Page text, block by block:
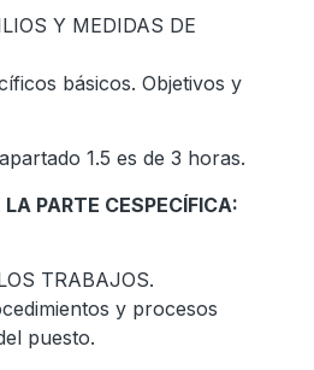
Y MEDIDAS DE
básicos. Objetivos y
1.5 es de 3 horas.
PARTE CESPECÍFICA:
TRABAJOS.
y procesos
puesto.